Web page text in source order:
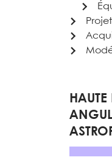
HAUTE